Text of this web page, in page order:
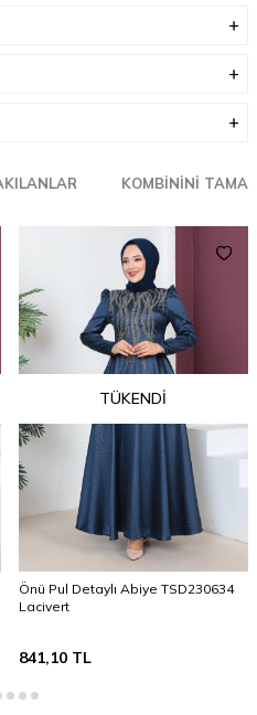
KOMBININI
TÜKENDI
Önü Pul Detaylı Abiye TSD230634
Lacivert
841,10TL